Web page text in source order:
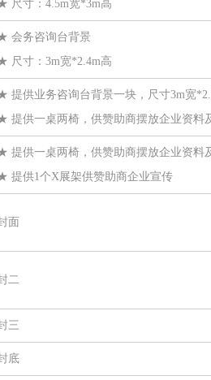
酰胺有限责任公司
维材料有限公司
料有限公司
口有限公司
材料有限公司
技有限公司
份有限公司
集团有限公司
有限公司
尺寸：4.5m宽*3m高
会务咨询台背景
尺寸：3m宽*2.4m高
提供业务咨询台背景一块，尺寸3m宽
提供一桌两椅，供赞助商摆放企业资料
提供一桌两椅，供赞助商摆放企业资料
提供1个X展架供赞助商企业宣传
面
二
三
底